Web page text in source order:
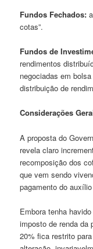
Fundos Fechados:
cotas”.
Fundos de
rendimentos
negociadas em
distribuição de
Considerações
A proposta do
revela claro
recomposição dos
que vem sendo
pagamento do
Embora tenha
imposto de renda
20% fica restrito